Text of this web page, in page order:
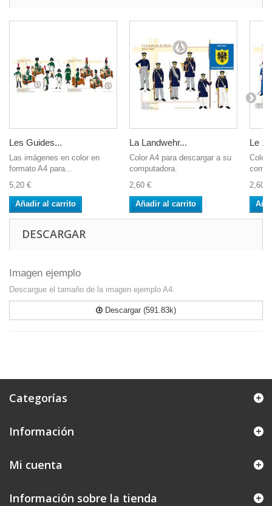
Les Guides...
Las imágenes en color en
formato A4 para...
5,20 €
Añadir al carrito
La Landwehr...
Color A4 para descargar a su
computadora.
2,60 €
Añadir al carrito
Le
Color
2,60 €
DESCARGAR
Imagen ejemplo
Descargue el tamaño de la imagen ejemplo A4.
Descargar (591.83k)
Categorías
Información
Mi cuenta
Información sobre la tienda